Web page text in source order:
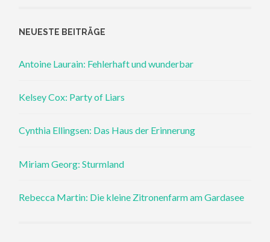
NEUESTE BEITRÄGE
Antoine Laurain: Fehlerhaft und wunderbar
Kelsey Cox: Party of Liars
Cynthia Ellingsen: Das Haus der Erinnerung
Miriam Georg: Sturmland
Rebecca Martin: Die kleine Zitronenfarm am Gardasee